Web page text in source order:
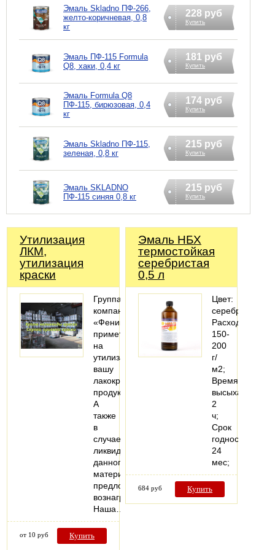
Эмаль Skladno ПФ-266,
желто-коричневая, 0,8
кг
228 руб
Купить
Эмаль ПФ-115 Formula
Q8, хаки, 0,4 кг
181 руб
Купить
Эмаль Formula Q8
ПФ-115, бирюзовая, 0,4
кг
174 руб
Купить
Эмаль Skladno ПФ-115,
зеленая, 0,8 кг
215 руб
Купить
Эмаль SKLADNO
ПФ-115 синяя 0,8 кг
215 руб
Купить
Утилизация
ЛКМ,
утилизация
краски
Группа
компаний
«Феникс»
примет
на
утилизацию
вашу
лакокрасочную
продукцию.
А
также
в
случае
ликвидности
данного
материала
предложит
вознаграждение.
Наша…
от 10 руб Купить
Эмаль НБХ
термостойкая
серебристая
0,5 л
Цвет:
серебристый;
Расход:
150-
200
г/
м2;
Время
высыхания:
2
ч;
Срок
годности:
24
мес;
684 руб Купить